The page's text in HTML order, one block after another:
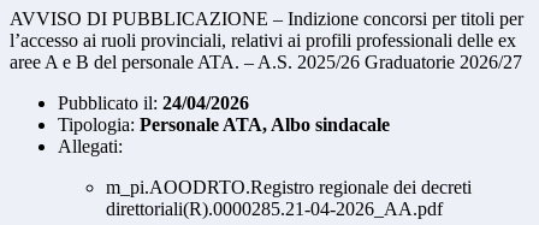
AVVISO DI PUBBLICAZIONE – Indizione concorsi per titoli per
l’accesso ai ruoli provinciali, relativi ai profili professionali delle ex
aree A e B del personale ATA. – A.S. 2025/26 Graduatorie 2026/27
Pubblicato il: 24/04/2026
Tipologia: Personale ATA, Albo sindacale
Allegati:
m_pi.AOODRTO.Registro regionale dei decreti
direttoriali(R).0000285.21-04-2026_AA.pdf